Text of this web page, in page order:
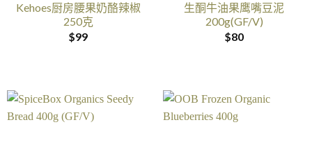
Kehoes厨房腰果奶酪辣椒
250克
$99
生酮牛油果鹰嘴豆泥
200g(GF/V)
$80